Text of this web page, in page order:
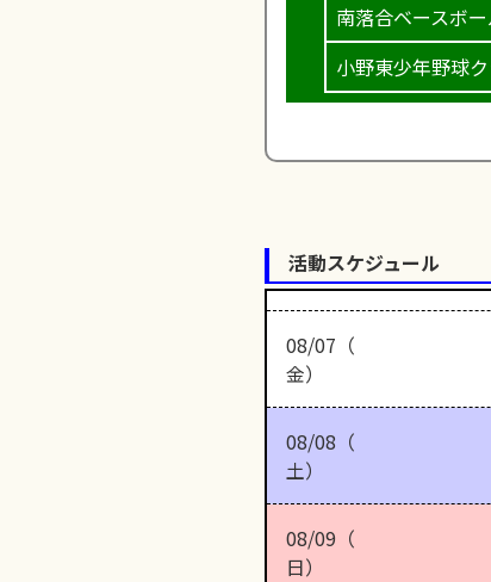
南落合ベースボ
小野東少年野球
活動スケジュール
08/07（
金）
08/08（
土）
08/09（
日）